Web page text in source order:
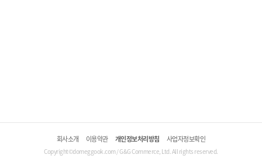
회사소개 이용약관 개인정보처리방침 사업자정보확인
Copyright©domeggook.com / G&G Commerce, Ltd. All rights reserved.